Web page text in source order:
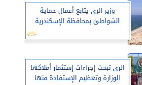
وزير الرى يتابع أعمال حماية
الشواطئ بمحافظة الإسكندرية
الرى تبحث إجراءات إستثمار أملاكها
الوزارة وتعظيم الإستفادة منها